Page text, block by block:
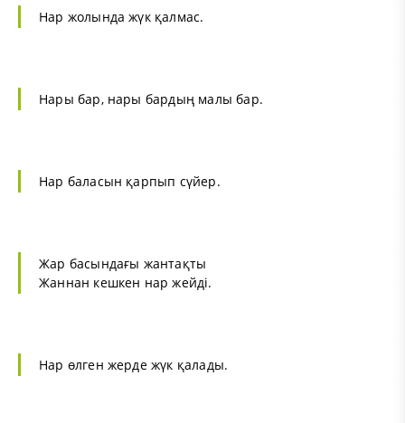
Нар жолында жүк қалмас.
Нары бар, нары бардың малы бар.
Нар баласын қарпып сүйер.
Жар басындағы жантақты
Жаннан кешкен нар жейді.
Нар өлген жерде жүк қалады.